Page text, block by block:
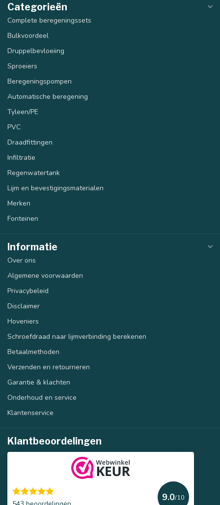
40 mm
Categorieën
Complete beregeningssets
Bulkvoordeel
Druppelbevloeiing
Sproeiers
Beregeningspompen
Automatische beregening
Tyleen/PE
PVC
Draadfittingen
Infiltratie
Regenwatertank
Lijm en bevestigingsmaterialen
Merken
Fonteinen
Informatie
Over ons
Algemene voorwaarden
Privacybeleid
Disclaimer
Hoveniers
Schroefdraad naar lijmverbinding berekenen
Betaalmethoden
Verzenden en retourneren
Garantie & klachten
Onderhoud en service
Klantenservice
Klantbeoordelingen
9.0/10